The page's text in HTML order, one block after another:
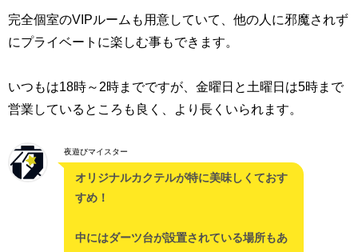
完全個室のVIPルームも用意していて、他の人に邪魔されず
にプライベートに楽しむ事もできます。
いつもは18時～2時までですが、金曜日と土曜日は5時まで
営業しているところも良く、より長くいられます。
夜遊びマイスター
オリジナルカクテルが特に美味しくておす
すめ！
中にはダーツ台が設置されている場所もあ